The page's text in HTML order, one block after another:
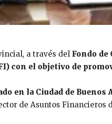
a través del Fondo de
con el objetivo de
en la Ciudad de Buenos
de Asuntos Financieros